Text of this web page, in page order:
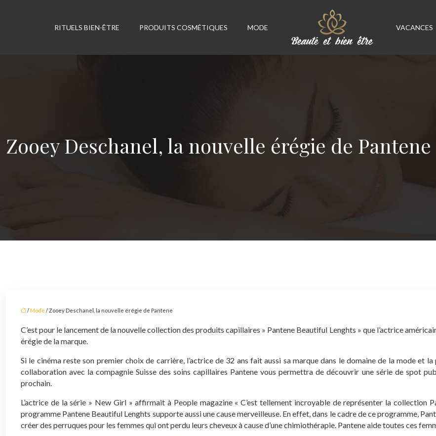
MODE
PRODUITS COSMÉTIQUES
RITUELS BIEN-ÊTRE VACANCES
Zooey Deschanel, la nouvelle érégie de Pantene
/ Mode / Zooey Deschanel, la nouvelle érégie de Pantene
C’est pour le lancement de la nouvelle collection des produits capillaires » Pantene Beautiful Lenghts » que l’actrice
érégie de la marque.
Si le cinéma reste son premier choix de carrière, l’actrice de 32 ans fait aussi sa marque dans le domaine de la mode et
collaboration avec la compagnie Suisse des soins capillaires Pantene vous permettra de découvrir une série de spot
prochain.
L’actrice de la série » New Girl » affirmait à People magazine « C’est tellement incroyable de représenter la collection
programme Pantene Beautiful Lenghts supporte aussi une cause merveilleuse. En effet, dans le cadre de ce programme,
créer des perruques pour les femmes qui ont perdu leurs cheveux à cause d’une chimiothérapie. Pantene aide toutes ces